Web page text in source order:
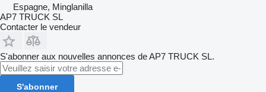
Espagne, Minglanilla
AP7 TRUCK SL
Contacter le vendeur
S'abonner aux nouvelles annonces de AP7 TRUCK SL.
S'abonner